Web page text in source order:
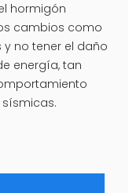
hormigón
cambios como
no tener el daño
energía, tan